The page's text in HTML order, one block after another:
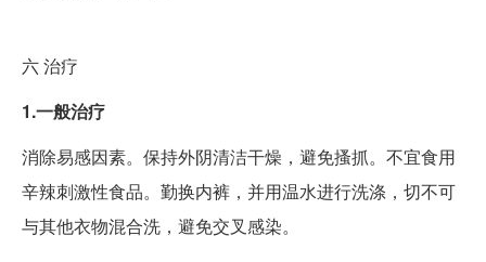
六治疗
1.一般治疗
消除易感因素。保持外阴清洁干燥，避免搔抓。不宜食用
辛辣刺激性食品。勤换内裤，并用温水进行洗涤，切不可
与其他衣物混合洗，避免交叉感染。